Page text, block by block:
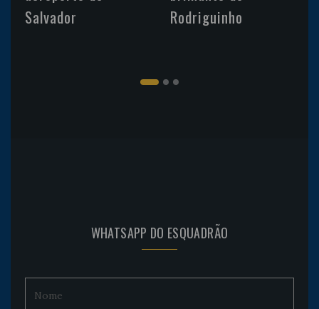
Salvador
Rodriguinho
WHATSAPP DO ESQUADRÃO